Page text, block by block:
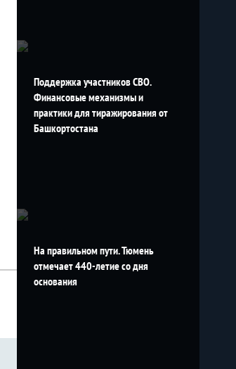
Поддержка участников СВО.
Финансовые механизмы и
практики для тиражирования от
Башкортостана
На правильном пути. Тюмень
отмечает 440-летие со дня
основания